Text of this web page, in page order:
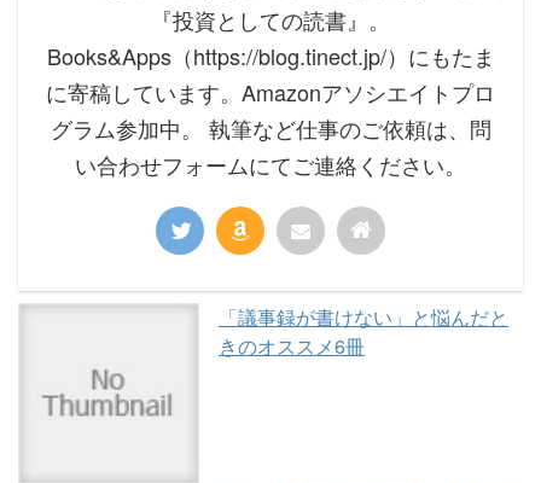
『投資としての読書』。
Books&Apps（https://blog.tinect.jp/）にもたま
に寄稿しています。Amazonアソシエイトプロ
グラム参加中。 執筆など仕事のご依頼は、問
い合わせフォームにてご連絡ください。
「議事録が書けない」と悩んだと
きのオススメ6冊